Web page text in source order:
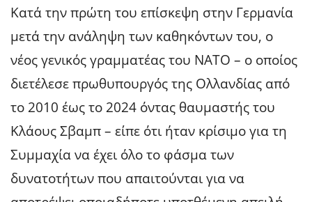
Κατά την πρώτη του επίσκεψη στην Γερμανία
μετά την ανάληψη των καθηκόντων του, ο
νέος γενικός γραμματέας του ΝΑΤΟ – ο οποίος
διετέλεσε πρωθυπουργός της Ολλανδίας από
το 2010 έως το 2024 όντας θαυμαστής του
Κλάους Σβαμπ – είπε ότι ήταν κρίσιμο για τη
Συμμαχία να έχει όλο το φάσμα των
δυνατοτήτων που απαιτούνται για να